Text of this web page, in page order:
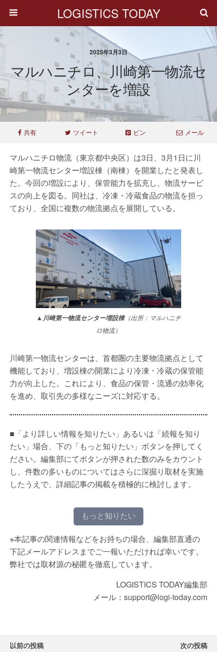
LOGISTICS TODAY
2025年3月3日
マルハニチロ、川崎第一物流セ
ンターを増設
共有 ツイート ピン メール
マルハニチロ物流（東京都中央区）は3日、3月1日に川
崎第一物流センター増設棟（南棟）を開業したと発表し
た。今回の増設により、保管能力を拡充し、物流サービ
スの向上を図る。同社は、冷凍・冷蔵食品の物流を担っ
ており、全国に複数の物流拠点を展開している。
▲川崎第一物流センター増設棟（出所：マルハニチ
ロ物流）
川崎第一物流センターは、首都圏の主要物流拠点として
機能しており、増設棟の開業により冷凍・冷蔵の保管能
力が向上した。これにより、食品の保管・流通の効率化
を進め、取引先の多様なニーズに対応する。
■「より詳しい情報を知りたい」あるいは「続報を知り
たい」場合、下の「もっと知りたい」ボタンを押してく
ださい。編集部にてボタンが押された数のみをカウント
し、件数の多いものについてはさらに深掘り取材を実施
したうえで、詳細記事の掲載を積極的に検討します。
もっと知りたい
※本記事の関連情報などをお持ちの場合、編集部直通の
下記メールアドレスまでご一報いただければ幸いです。
弊社では取材源の秘匿を徹底しています。
LOGISTICS TODAY編集部
メール：support@logi-today.com
以前の投稿 次の投稿